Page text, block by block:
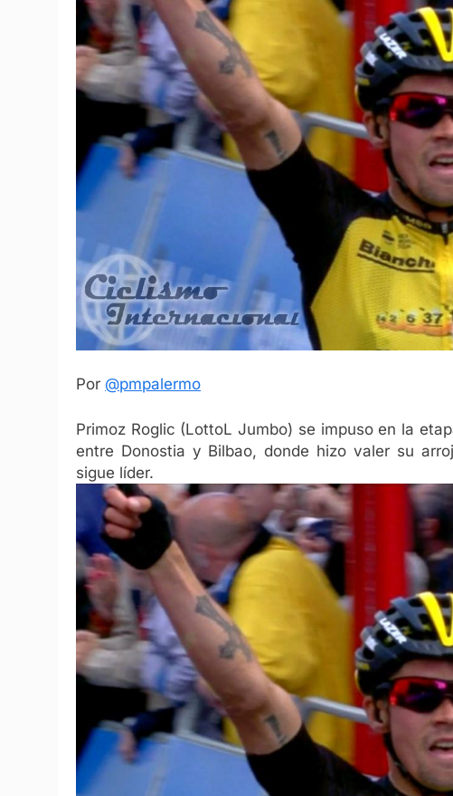
Por @pmpalermo
Primoz Roglic (LottoL Jumbo) se impuso en la
entre Donostia y Bilbao, donde hizo valer su
sigue líder.